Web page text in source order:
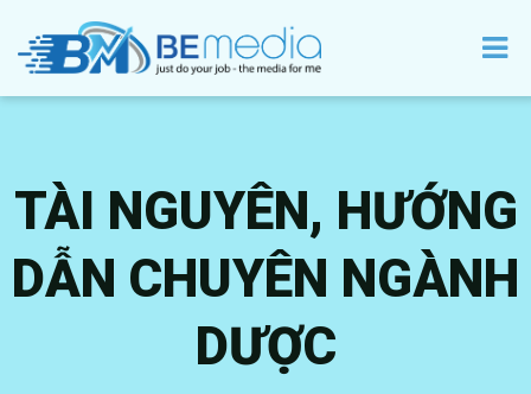
TÀI NGUYÊN, HƯỚNG
DẪN CHUYÊN NGÀNH
DƯỢC